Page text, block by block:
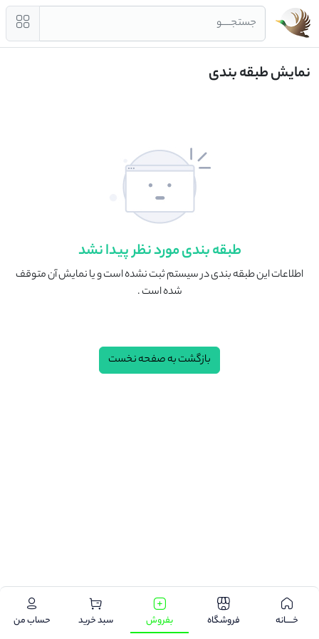
جستجــــو
نمایش طبقه بندی
طبقه بندی مورد نظر پیدا نشد
اطلاعات این طبقه بندی در سیستم ثبت نشده است و یا نمایش آن متوقف
شده است .
بازگشت به صفحه نخست
خـــــانه فروشگاه بفروش سبد خرید حساب من